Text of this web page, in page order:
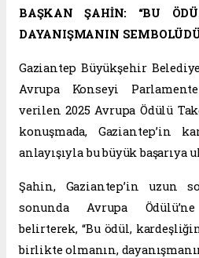
BAŞKAN ŞAHİN: “BU
DAYANIŞMANIN
Gaziantep Büyükşehir
Avrupa Konseyi
verilen 2025 Avrupa Ödülü
konuşmada, Gaziantep’in
anlayışıyla bu büyük başarıya
Şahin, Gaziantep’in uzun
sonunda Avrupa
belirterek, “Bu ödül,
birlikte olmanın,